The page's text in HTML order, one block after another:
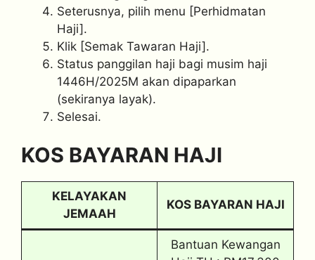
Seterusnya, pilih menu [Perhidmatan
Haji].
Klik [Semak Tawaran Haji].
Status panggilan haji bagi musim haji
1446H/2025M akan dipaparkan
(sekiranya layak).
Selesai.
KOS BAYARAN HAJI
KELAYAKAN
JEMAAH
KOS BAYARAN HAJI
Bantuan Kewangan